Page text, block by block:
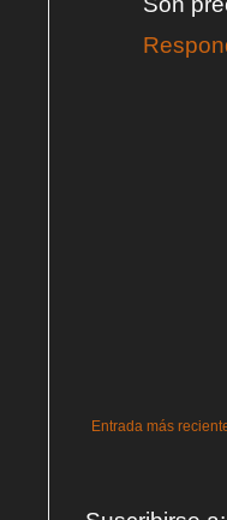
Entrada más